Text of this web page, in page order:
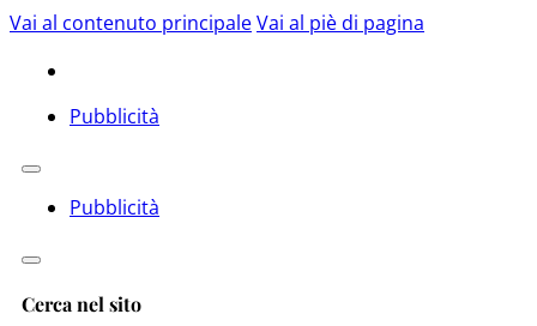
Vai al contenuto principaleVai al piè di pagina
Pubblicità
Pubblicità
Cerca nel sito